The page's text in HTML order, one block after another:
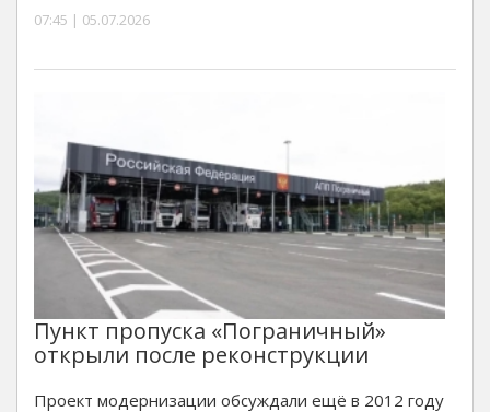
07:45 | 05.07.2026
Пункт пропуска «Пограничный»
открыли после реконструкции
Проект модернизации обсуждали ещё в 2012 году